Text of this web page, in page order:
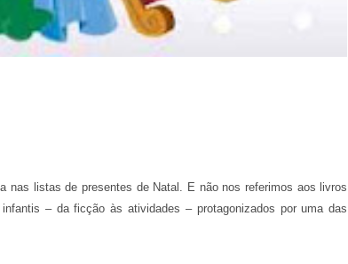
nas listas de presentes de Natal. E não nos referimos aos livros
– da ficção às atividades – protagonizados por uma das